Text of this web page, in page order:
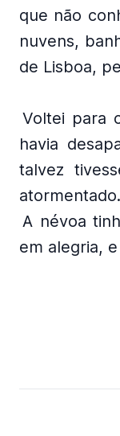
que não
nuvens,
de Lisboa,
Voltei para
havia
talvez
atormentado.
A névoa
em alegria,